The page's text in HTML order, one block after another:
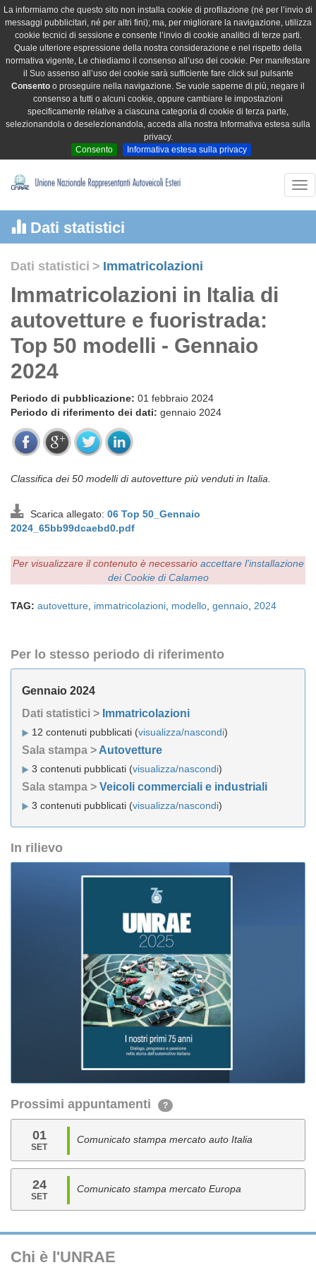
La informiamo che questo sito non installa cookie di profilazione (né per l’invio di
messaggi pubblicitari, né per altri fini); ma, per migliorare la navigazione, utilizza
cookie tecnici di sessione e consente l’invio di cookie analitici di terze parti.
Quale ulteriore espressione della nostra considerazione e nel rispetto della
normativa vigente, Le chiediamo il consenso all’uso dei cookie. Per manifestare
il Suo assenso all’uso dei cookie sarà sufficiente fare click sul pulsante
Consento o proseguire nella navigazione. Se vuole saperne di più, negare il
consenso a tutti o alcuni cookie, oppure cambiare le impostazioni
specificamente relative a ciascuna categoria di cookie di terza parte,
selezionandola o deselezionandola, acceda alla nostra Informativa estesa sulla
privacy.
Consento
Informativa estesa sulla privacy
Dati statistici
Dati statistici > Immatricolazioni
Immatricolazioni in Italia di
autovetture e fuoristrada:
Top 50 modelli - Gennaio
2024
Periodo di pubblicazione: 01 febbraio 2024
Periodo di riferimento dei dati: gennaio 2024
Classifica dei 50 modelli di autovetture più venduti in Italia.
Scarica allegato: 06 Top 50_Gennaio
2024_65bb99dcaebd0.pdf
Per visualizzare il contenuto è necessario accettare l'installazione
dei Cookie di Calameo
TAG: autovetture immatricolazioni modello gennaio 2024
Per lo stesso periodo di riferimento
Gennaio 2024
Dati statistici > Immatricolazioni
12 contenuti pubblicati (visualizza/nascondi)
Sala stampa > Autovetture
3 contenuti pubblicati (visualizza/nascondi)
Sala stampa > Veicoli commerciali e industriali
3 contenuti pubblicati (visualizza/nascondi)
In rilievo
Prossimi appuntamenti ?
01
SET
Comunicato stampa mercato auto Italia
24
SET
Comunicato stampa mercato Europa
Chi è l'UNRAE